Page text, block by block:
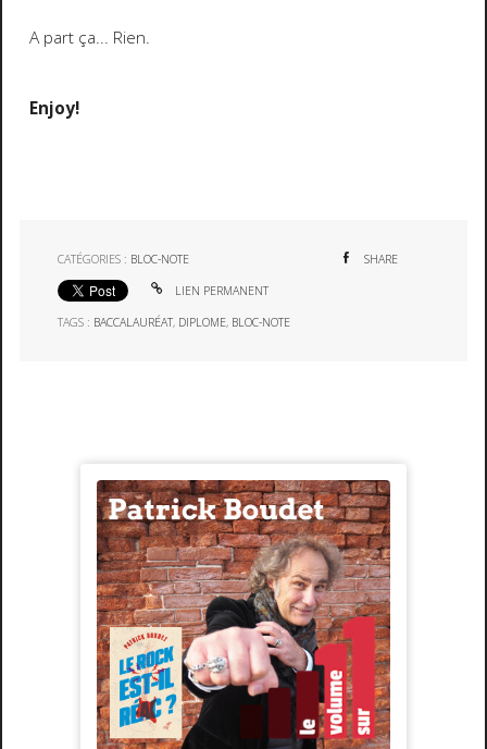
A part ça... Rien.
Enjoy!
CATÉGORIES : BLOC-NOTE SHARE
LIEN PERMANENT
TAGS : BACCALAURÉAT, DIPLOME, BLOC-NOTE